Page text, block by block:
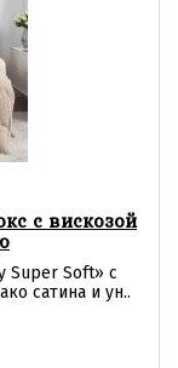
с вискозой
Super Soft» с
сатина и ун..